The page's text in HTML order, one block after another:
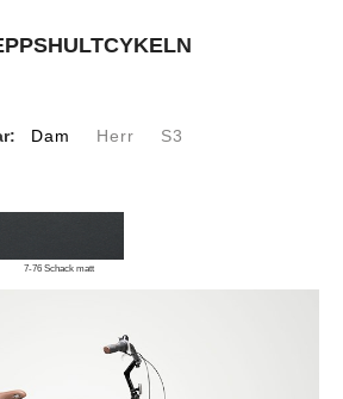
Dam Herr S3
7-76 Schack matt